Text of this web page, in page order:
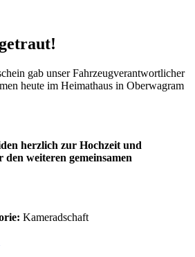
gab unser Fahrzeugverantwortlicher
heute im Heimathaus in Oberwagram
herzlich zur Hochzeit und
weiteren gemeinsamen
Kameradschaft